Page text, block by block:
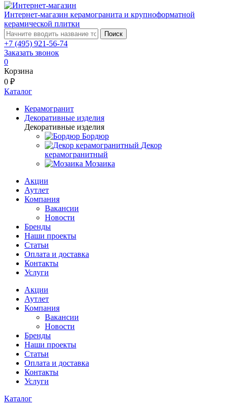
Интернет-магазин керамогранита и крупноформатной
керамической плитки
Поиск
+7 (495) 921-56-74
Заказать звонок
0
Корзина
0 ₽
Каталог
Керамогранит
Декоративные изделия
Декоративные изделия
Бордюр
Декор
керамогранитный
Мозаика
Акции
Аутлет
Компания
Вакансии
Новости
Бренды
Наши проекты
Статьи
Оплата и доставка
Контакты
Услуги
Акции
Аутлет
Компания
Вакансии
Новости
Бренды
Наши проекты
Статьи
Оплата и доставка
Контакты
Услуги
Каталог